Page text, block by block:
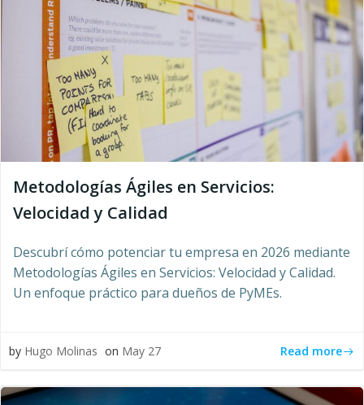
Metodologías Ágiles en Servicios:
Velocidad y Calidad
Descubrí cómo potenciar tu empresa en 2026 mediante
Metodologías Ágiles en Servicios: Velocidad y Calidad.
Un enfoque práctico para dueños de PyMEs.
by Hugo Molinas on May 27 Read more